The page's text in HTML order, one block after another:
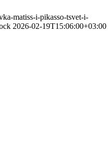
matiss-i-pikasso-tsvet-i-
2026-02-19T15:06:00+03:00